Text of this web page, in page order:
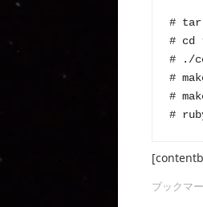
# tar
# cd
# ./
#
#
#
ブックマ